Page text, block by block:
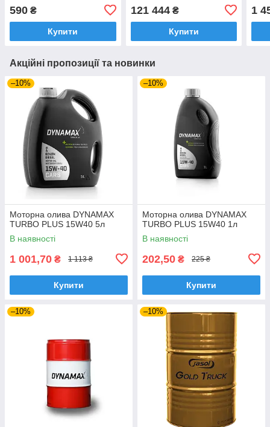
34111
590 ₴
Купити
121 444₴
Купити
1
Акційні пропозиції та новинки
–10%
Моторна олива DYNAMAX
TURBO PLUS 15W40 5л
В наявності
1 001,70 ₴ 1 113 ₴
Купити
–10%
Моторна олива DYNAMAX
TURBO PLUS 15W40 1л
В наявності
202,50 ₴ 225 ₴
Купити
–10% –10%